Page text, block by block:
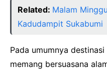
Related: Malam
Kadudampit Sukabumi
Pada umumnya
memang bersuasana